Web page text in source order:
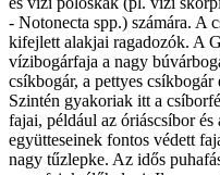
- Notonecta spp.) számára. A
kifejlett alakjai ragadozók. A
vízibogárfaja a nagy
csíkbogár, a pettyes csíkbogár
Szintén gyakoriak itt a
fajai, például az óriáscsíbor
együtteseinek fontos védett
nagy tűzlepke. Az idős